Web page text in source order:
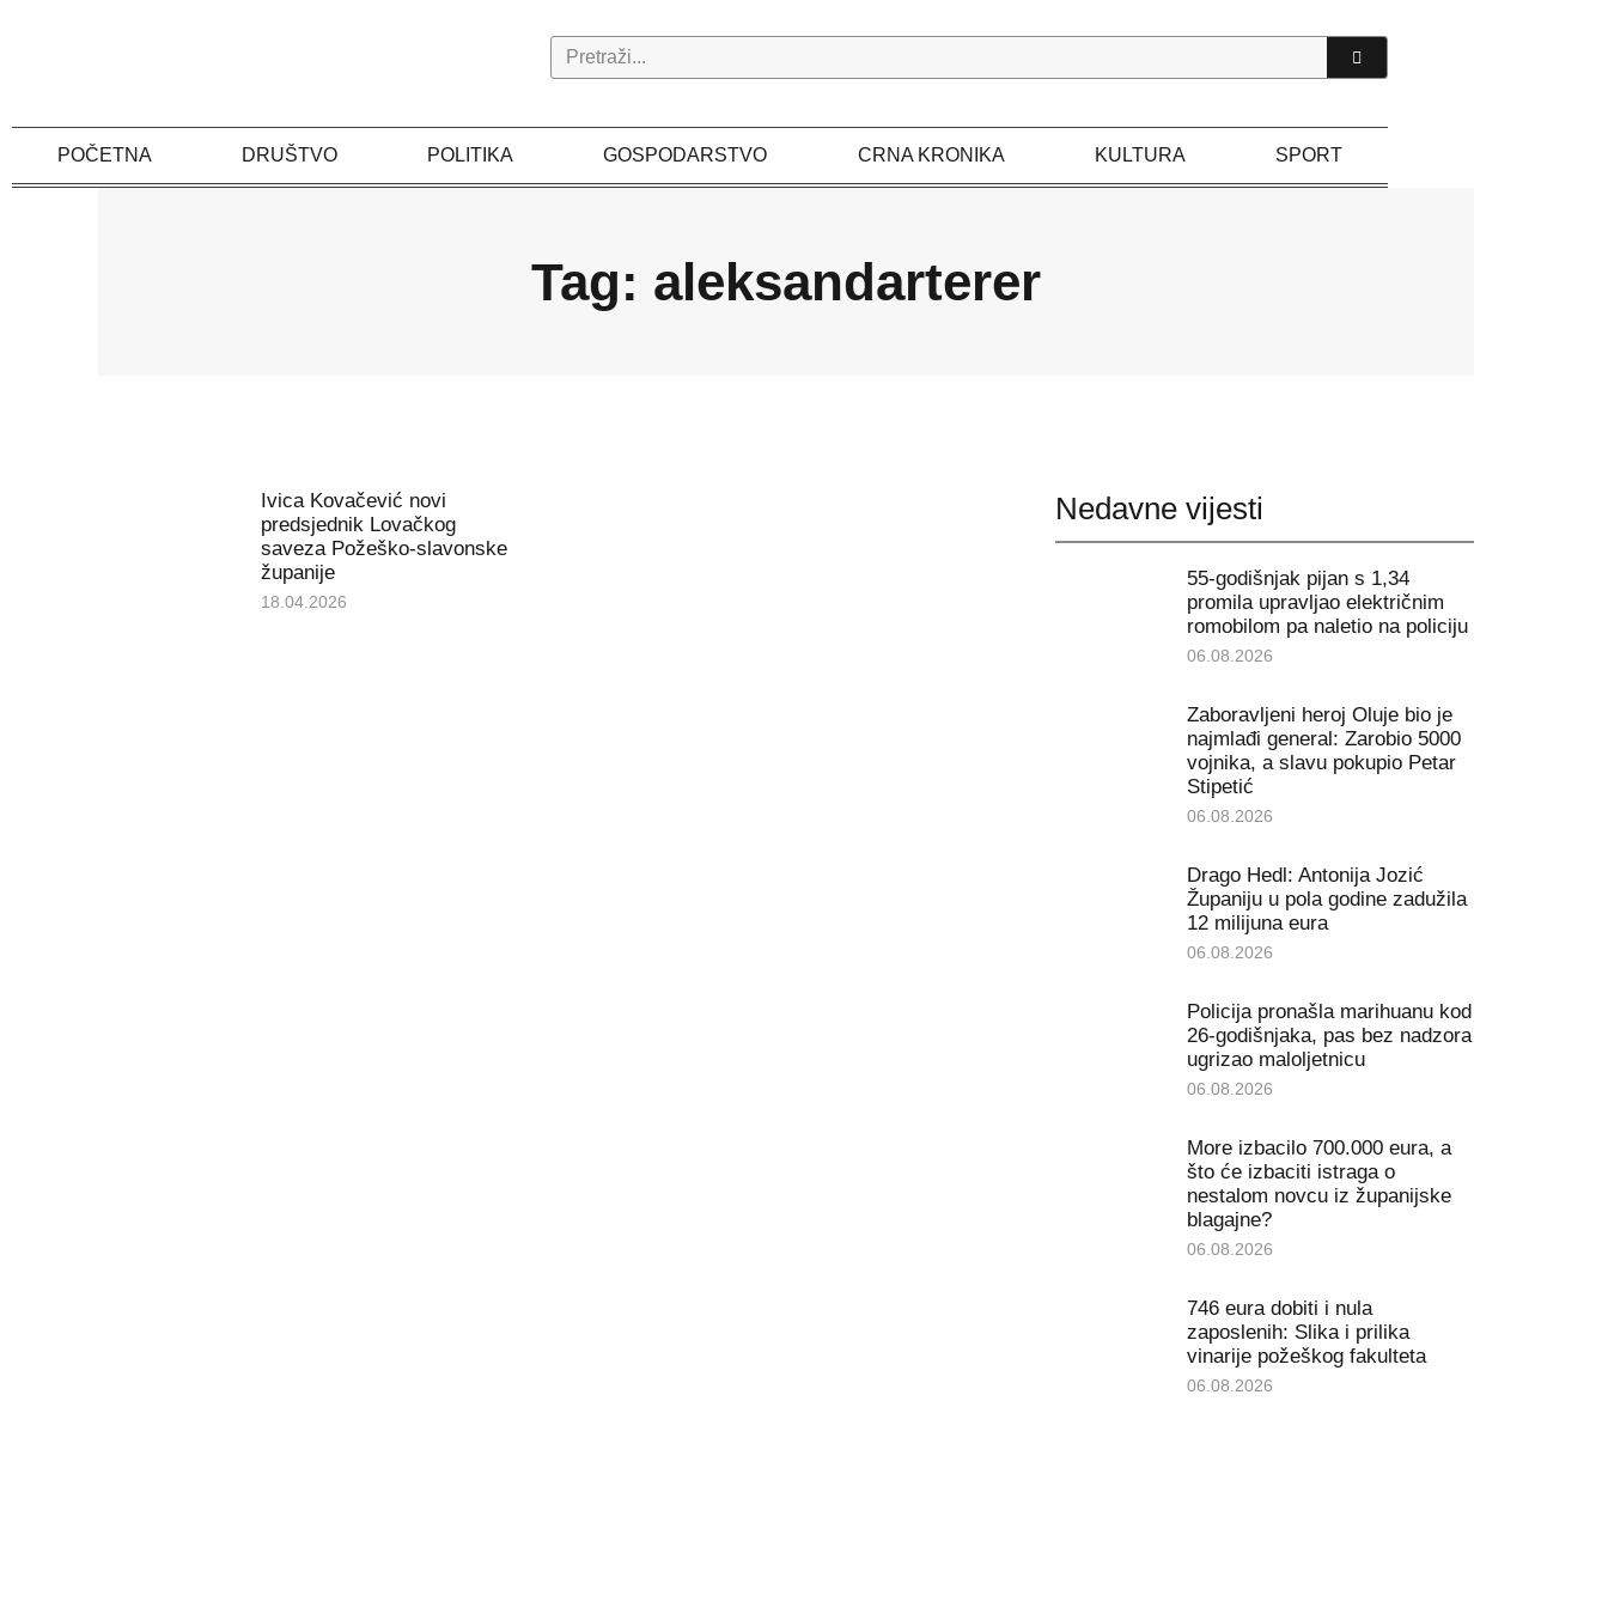
Search
POČETNA DRUŠTVO POLITIKA GOSPODARSTVO CRNA KRONIKA KULTURA SPORT
Tag: aleksandarterer
Ivica Kovačević novi
predsjednik Lovačkog
saveza Požeško-slavonske
županije
18.04.2026
Nedavne vijesti
55-godišnjak pijan s 1,34
promila upravljao električnim
romobilom pa naletio na policiju
06.08.2026
Zaboravljeni heroj Oluje bio je
najmlađi general: Zarobio 5000
vojnika, a slavu pokupio Petar
Stipetić
06.08.2026
Drago Hedl: Antonija Jozić
Županiju u pola godine zadužila
12 milijuna eura
06.08.2026
Policija pronašla marihuanu kod
26-godišnjaka, pas bez nadzora
ugrizao maloljetnicu
06.08.2026
More izbacilo 700.000 eura, a
što će izbaciti istraga o
nestalom novcu iz županijske
blagajne?
06.08.2026
746 eura dobiti i nula
zaposlenih: Slika i prilika
vinarije požeškog fakulteta
06.08.2026